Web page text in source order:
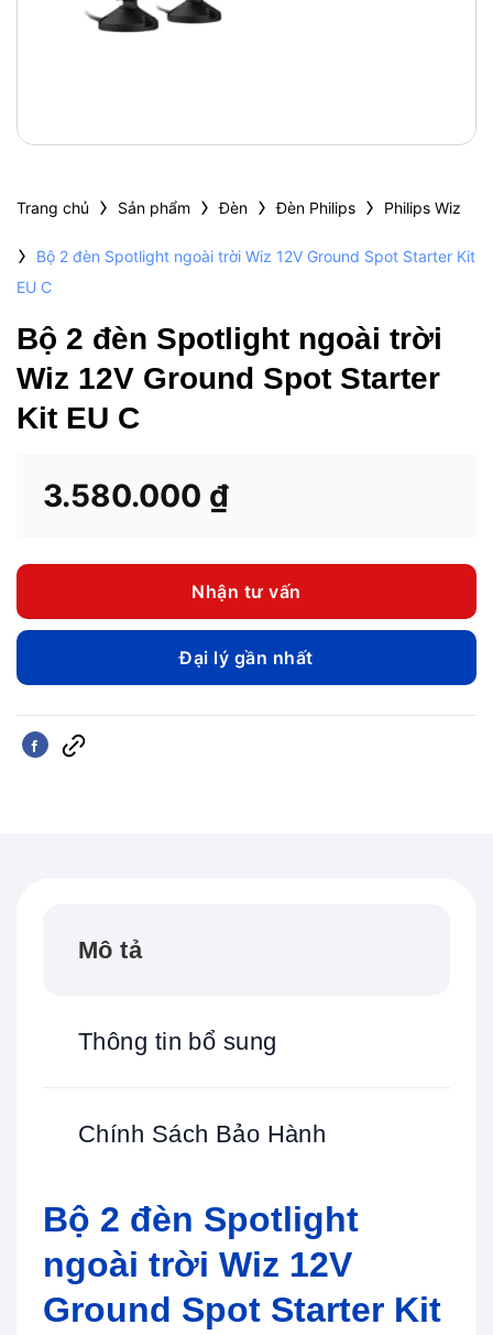
Trang chủ › Sản phẩm ›Đèn ›Đèn Philips › Philips Wiz
›
Bộ 2 đèn Spotlight ngoài trời Wiz 12V Ground Spot Starter Kit
EU C
Bộ 2 đèn Spotlight ngoài trời
Wiz 12V Ground Spot Starter
Kit EU C
3.580.000 ₫
Nhận tư vấn
Đại lý gần nhất
Mô tả
Thông tin bổ sung
Chính Sách Bảo Hành
Bộ 2 đèn Spotlight
ngoài trời Wiz 12V
Ground Spot Starter Kit